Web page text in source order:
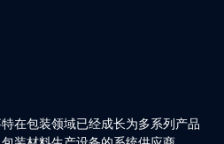
在包装领域已经成长为多系列产品